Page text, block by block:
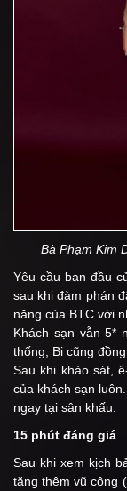
Bà Phạm Kim
Yêu cầu ban đầu
sau khi đàm phán
năng của BTC với
Khách sạn vẫn 5*
thống, Bi cũng đồng
Sau khi khảo sát,
của khách sạn
ngay tại sân khấu.
15 phút đáng giá
Sau khi xem kịch
tăng thêm vũ công